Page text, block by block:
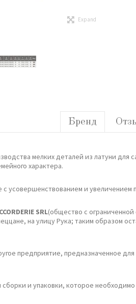
Expand
Бренд
мелких деталей из латуни для
характера.
усовершенствованием и увеличением
SRL(общество с
на улицу Рука; таким образом
предприятие, предназначенное для
и упаковки, которое необходимо